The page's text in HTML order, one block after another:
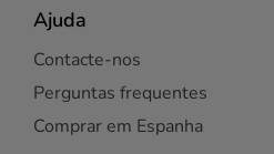
Ajuda
Contacte-nos
Perguntas frequentes
Comprar em Espanha